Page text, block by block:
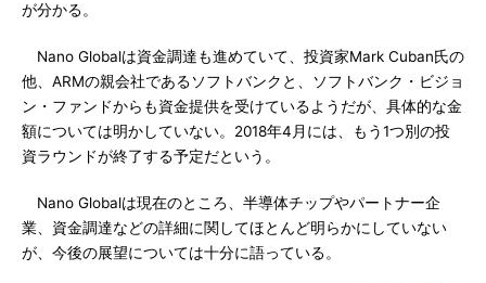
が分かる。
Nano Globalは資金調達も進めていて、投資家Mark Cuban氏の
他、ARMの親会社であるソフトバンクと、ソフトバンク・ビジョ
ン・ファンドからも資金提供を受けているようだが、具体的な金
額については明かしていない。2018年4月には、もう1つ別の投
資ラウンドが終了する予定だという。
Nano Globalは現在のところ、半導体チップやパートナー企
業、資金調達などの詳細に関してほとんど明らかにしていない
が、今後の展望については十分に語っている。